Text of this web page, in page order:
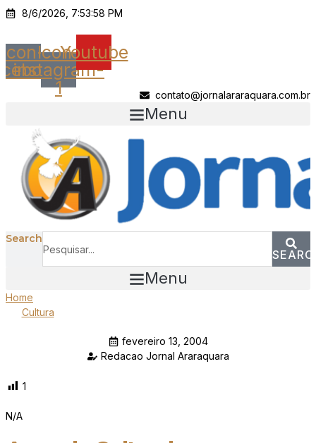
Ir
o
conteúdo
8/6/2026, 7:53:58 PM
Icon-Icon-
instagram-
1
Youtube
contato@jornalararaquara.com.br
Menu
Search
Menu
Home
Cultura
fevereiro 13, 2004
Redacao Jornal Araraquara
1
N/A